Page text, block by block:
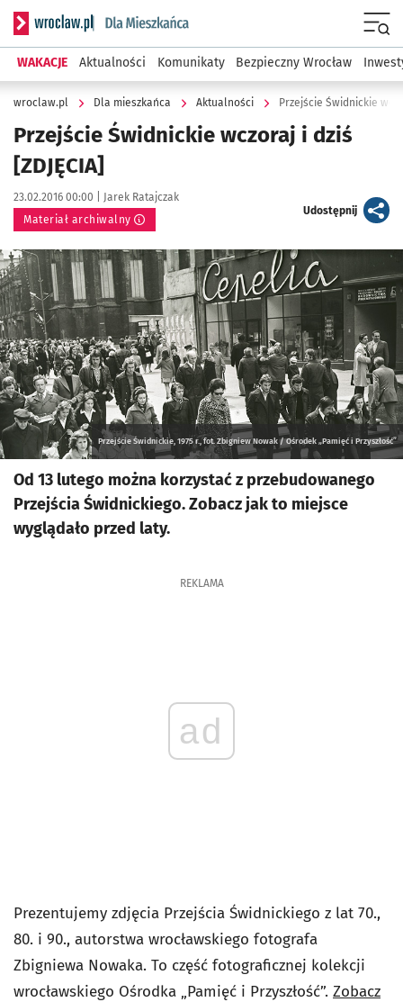
Serwis informacyjny wroclaw.pl podserwis: Dla mieszkańca
WAKACJE Aktualności Komunikaty Bezpieczny Wrocław
wroclaw.pl Dla mieszkańca Aktualności Przejście Świdnickie
Przejście Świdnickie wczoraj i dziś
[ZDJĘCIA]
Data publikacji:
23.02.2016 00:00 | Autor:
Jarek Ratajczak
Materiał archiwalny
Udostępnijartykuł
Kliknij, aby powiększyć
Przejście Świdnickie, 1975 r., fot. Zbigniew Nowak / Ośrodek „Pamięć i Przyszłość”
Od 13 lutego można korzystać z przebudowanego
Przejścia Świdnickiego. Zobacz jak to miejsce
wyglądało przed laty.
REKLAMA
ad
Prezentujemy zdjęcia Przejścia Świdnickiego z lat 70.,
80. i 90., autorstwa wrocławskiego fotografa
Zbigniewa Nowaka. To część fotograficznej kolekcji
wrocławskiego Ośrodka „Pamięć i Przyszłość”. Zobacz